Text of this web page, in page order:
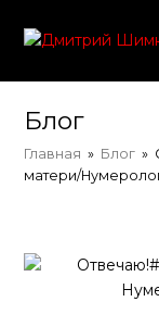
Блог
Главная » Блог »
матери/